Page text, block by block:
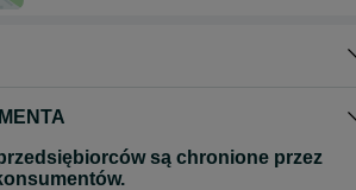
są chronione przez